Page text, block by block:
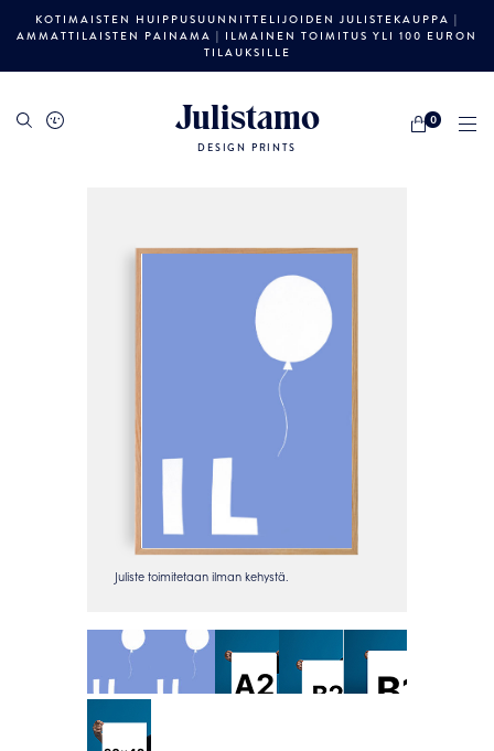
KOTIMAISTEN HUIPPUSUUNNITTELIJOIDEN JULISTEKAUPPA |
AMMATTILAISTEN PAINAMA | ILMAINEN TOIMITUS YLI 100 EURON
TILAUKSILLE
Julistamo
DESIGN PRINTS
0